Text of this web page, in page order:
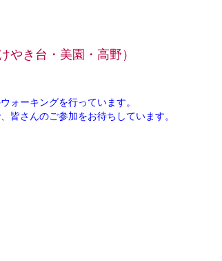
やき台・美園・高野）
ォーキングを行っています。
皆さんのご参加をお待ちしています。